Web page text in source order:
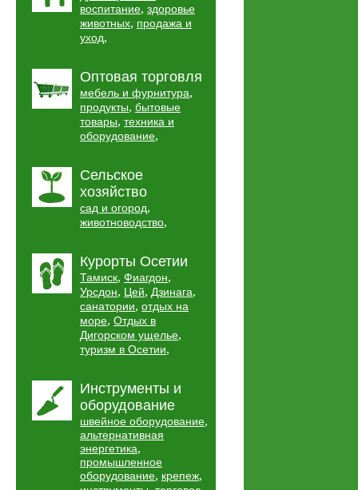
воспитание, здоровье
животных, продажа и
уход,
Оптовая торговля
мебель и фурнитура,
продукты, бытовые
товары, техника и
оборудование,
Сельское
хозяйство
сад и огород,
животноводство,
Курорты Осетии
Тамиск, Фиагдон,
Урсдон, Цей, Дзинага,
санатории, отдых на
море, Отдых в
Дигорском ущелье,
туризм в Осетии,
Инструменты и
оборудование
швейное оборудование,
альтернативная
энергетика,
промышленное
оборудование, крепеж,